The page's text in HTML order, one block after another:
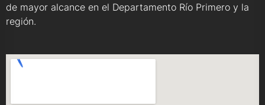
de mayor alcance en el Departamento Río Primero y la
región.